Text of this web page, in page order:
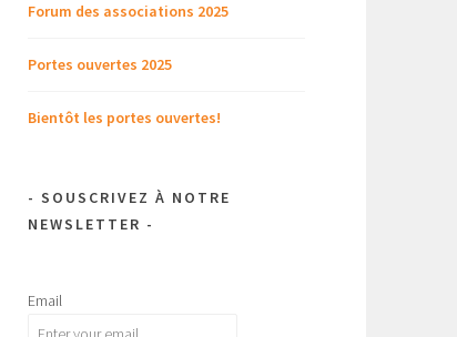
Forum des associations 2025
Portes ouvertes 2025
Bientôt les portes ouvertes!
- SOUSCRIVEZ À NOTRE
NEWSLETTER -
Email